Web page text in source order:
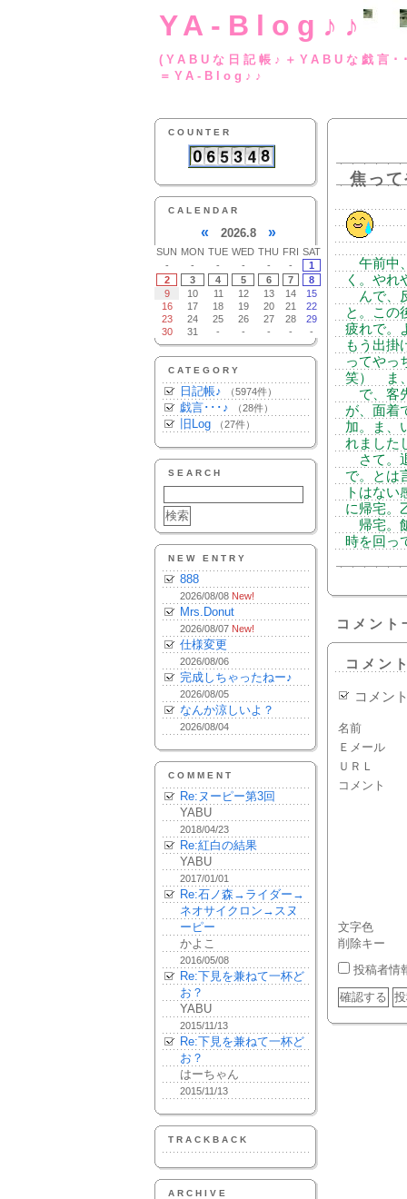
YA-Blog♪♪
(YABUな日記帳♪
＝YA-Blog♪♪
COUNTER
CALENDAR
« 2026.8 »
SUN MON TUE WED THU FRI SAT
-
- - - - -
1
2
3 4 5 6 7
8
9
10 11 12 13 14
15
16
17 18 19 20 21
22
23
24 25 26 27 28
29
30
31 - - - - -
CATEGORY
日記帳♪ （5974件）
戯言･･･♪ （28件）
旧Log （27件）
SEARCH
NEW ENTRY
888
2026/08/08 New!
Mrs.Donut
2026/08/07 New!
仕様変更
2026/08/06
完成しちゃったねー♪
2026/08/05
なんか涼しいよ？
2026/08/04
COMMENT
Re:ヌーピー第3回
YABU
2018/04/23
Re:紅白の結果
YABU
2017/01/01
Re:石ノ森→ライダー→
ネオサイクロン→スヌ
ーピー
かよこ
2016/05/08
Re:下見を兼ねて一杯ど
お？
YABU
2015/11/13
Re:下見を兼ねて一杯ど
お？
はーちゃん
2015/11/13
TRACKBACK
ARCHIVE
焦っ
午前中
く。やれ
んで、
と。この
疲れで。
もう出掛
ってやっ
笑） ま
で、客
が、面着
加。ま、
れました
さて。
で。とは
トはない
に帰宅。
帰宅。
時を回っ
コメント
コメン
コメン
名前
Ｅメール
ＵＲＬ
コメント
文字色
削除キー
投稿者情